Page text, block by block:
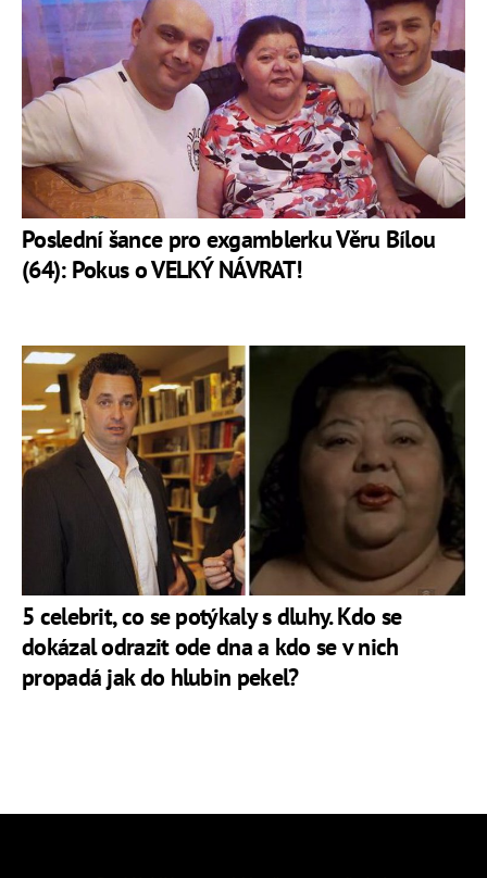
Poslední šance pro exgamblerku Věru Bílou
(64): Pokus o VELKÝ NÁVRAT!
5 celebrit, co se potýkaly s dluhy. Kdo se
dokázal odrazit ode dna a kdo se v nich
propadá jak do hlubin pekel?